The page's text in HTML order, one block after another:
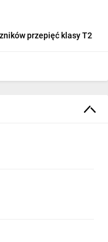
przepięć klasy T2